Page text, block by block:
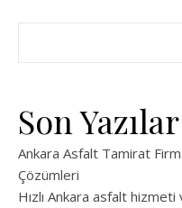
Son Yazılar
Ankara Asfalt Tamirat
Çözümleri
Hızlı Ankara asfalt hizmeti